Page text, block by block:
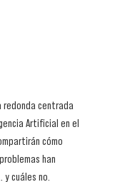
redonda centrada
Artificial en el
cómo
han
cuáles no.